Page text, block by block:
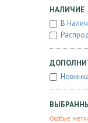
НАЛИЧИЕ
В
Особые